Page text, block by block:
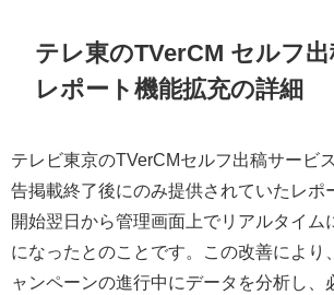
テレ東のTVerCM セルフ
レポート機能拡充の詳細
テレビ東京のTVerCMセルフ出稿サービ
告掲載終了後にのみ提供されていたレポ
開始翌日から管理画面上でリアルタイム
になったとのことです。この改善により
ャンペーンの進行中にデータを分析し、